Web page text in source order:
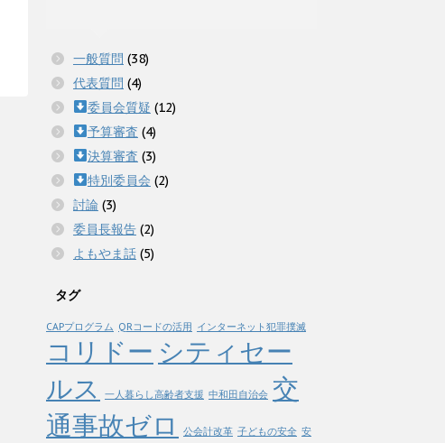
一般質問 (38)
代表質問 (4)
委員会質疑 (12)
予算審査 (4)
決算審査 (3)
特別委員会 (2)
討論 (3)
委員長報告 (2)
よもやま話 (5)
タグ
CAPプログラム QRコードの活用 インターネット犯罪撲滅
コリドー シティセー
ルス
一人暮らし高齢者支援 中和田自治会 交
通事故ゼロ
公会計改革 子どもの安全 安